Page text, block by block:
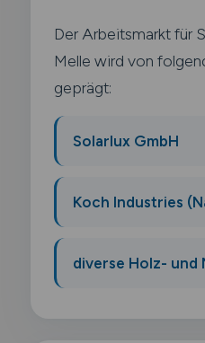
Der Arbeitsmarkt für
Melle wird von
geprägt:
Solarlux GmbH
Koch Industries
diverse Holz- und